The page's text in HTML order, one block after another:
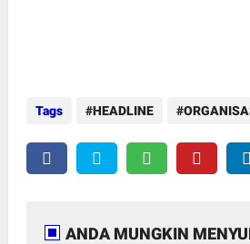
Tags HEADLINE
ANDA MUNGKIN